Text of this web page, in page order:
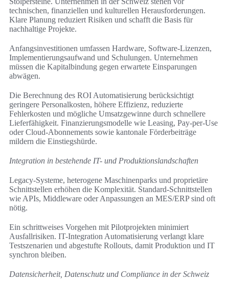
technischen, finanziellen und kulturellen Herausforderungen.
Klare Planung reduziert Risiken und schafft die Basis für
nachhaltige Projekte.
Anfangsinvestitionen umfassen Hardware, Software-Lizenzen,
Implementierungsaufwand und Schulungen. Unternehmen
müssen die Kapitalbindung gegen erwartete Einsparungen
abwägen.
Die Berechnung des ROI Automatisierung berücksichtigt
geringere Personalkosten, höhere Effizienz, reduzierte
Fehlerkosten und mögliche Umsatzgewinne durch schnellere
Lieferfähigkeit. Finanzierungsmodelle wie Leasing, Pay-per-Use
oder Cloud-Abonnements sowie kantonale Förderbeiträge
mildern die Einstiegshürde.
Integration in bestehende IT- und Produktionslandschaften
Legacy-Systeme, heterogene Maschinenparks und proprietäre
Schnittstellen erhöhen die Komplexität. Standard-Schnittstellen
wie APIs, Middleware oder Anpassungen an MES/ERP sind oft
nötig.
Ein schrittweises Vorgehen mit Pilotprojekten minimiert
Ausfallrisiken. IT-Integration Automatisierung verlangt klare
Testszenarien und abgestufte Rollouts, damit Produktion und IT
synchron bleiben.
Datensicherheit, Datenschutz und Compliance in der Schweiz